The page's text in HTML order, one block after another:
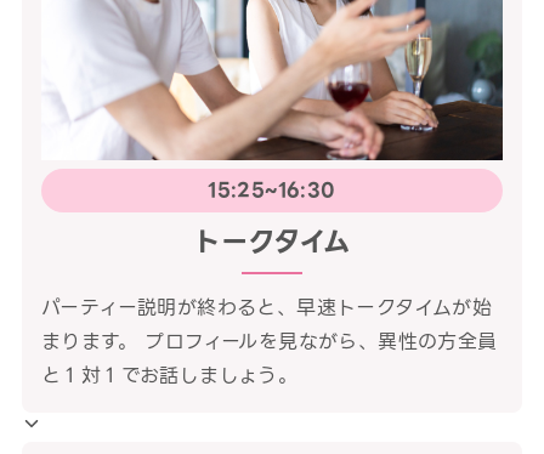
15:25~16:30
トークタイム
パーティー説明が終わると、早速トークタイムが始
まります。 プロフィールを見ながら、異性の方全員
と１対１でお話しましょう。